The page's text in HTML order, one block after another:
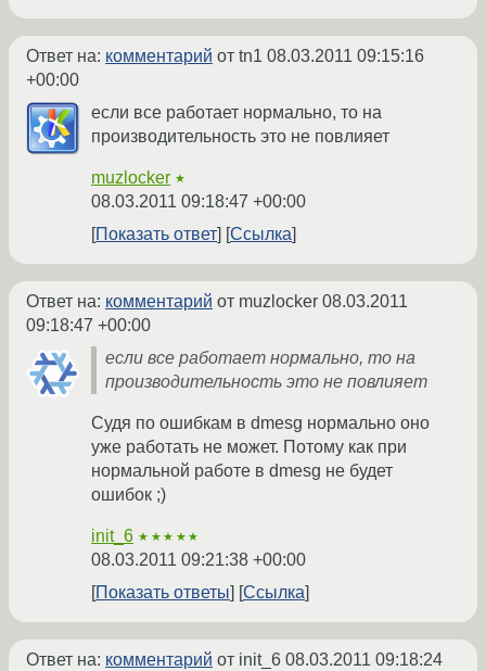
Ответ на: комментарий от tn1 08.03.2011 09:15:16
+00:00
если все работает нормально, то на
производительность это не повлияет
muzlocker ★
08.03.2011 09:18:47 +00:00
Показать ответ
Ссылка
Ответ на: комментарий от muzlocker 08.03.2011
09:18:47 +00:00
если все работает нормально, то на
производительность это не повлияет
Судя по ошибкам в dmesg нормально оно
уже работать не может. Потому как при
нормальной работе в dmesg не будет
ошибок ;)
init_6 ★★★★★
08.03.2011 09:21:38 +00:00
Показать ответы
Ссылка
Ответ на: комментарий от init_6 08.03.2011 09:18:24